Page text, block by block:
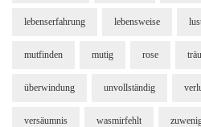
lebenserfahrung lebensweise
mutfinden mutig rose
überwindung unvollständig
versäumnis wasmirfehlt